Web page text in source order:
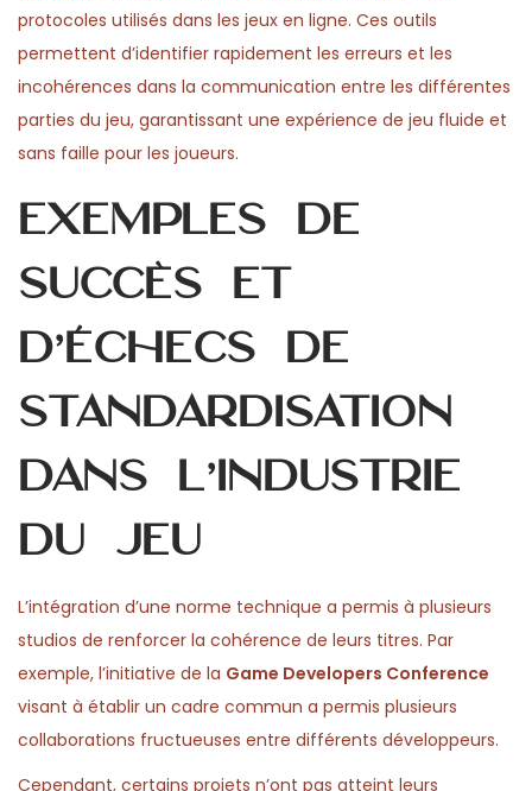
protocoles utilisés dans les jeux en ligne. Ces outils
permettent d’identifier rapidement les erreurs et les
incohérences dans la communication entre les différentes
parties du jeu, garantissant une expérience de jeu fluide et
sans faille pour les joueurs.
Exemples de
succès et
d’échecs de
standardisation
dans l’industrie
du jeu
L’intégration d’une norme technique a permis à plusieurs
studios de renforcer la cohérence de leurs titres. Par
exemple, l’initiative de la Game Developers Conference
visant à établir un cadre commun a permis plusieurs
collaborations fructueuses entre différents développeurs.
Cependant, certains projets n’ont pas atteint leurs